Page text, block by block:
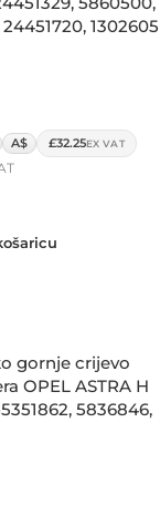
1302605
A$ £32.25EX VAT
gornje crijevo
OPEL ASTRA H
5836846,